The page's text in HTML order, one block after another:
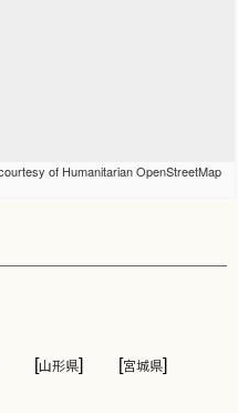
of Humanitarian OpenStreetMap
[山形県] [宮城県]